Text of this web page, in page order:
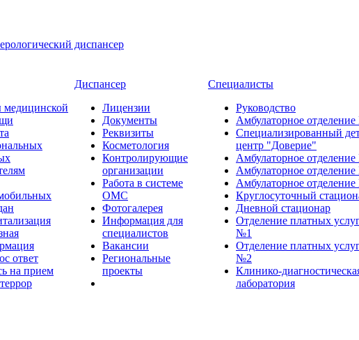
ответ
на прием
Диспансер
Лицензии
Документы
Реквизиты
Косметология
Контролирующие
организации
Работа в системе
ОМС
Фотогалерея
Информация для
специалистов
Вакансии
Региональные
проекты
Специалисты
Руководство
Амбулаторное
Специализированный
центр "Доверие"
Амбулаторное
Амбулаторное
Амбулаторное
Круглосуточный
Дневной стационар
Отделение платных
№1
Отделение платных
№2
Клинико-
лаборатория